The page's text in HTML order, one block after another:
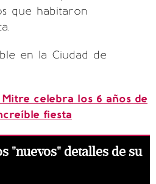
que habitaron
en la Ciudad de
celebra los 6 años de
fiesta
"nuevos" detalles de su